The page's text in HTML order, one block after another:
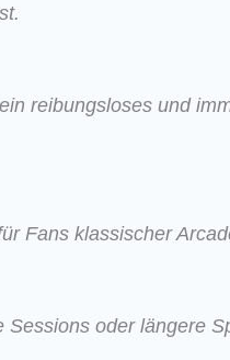
reibungsloses und
Fans klassischer
oder längere